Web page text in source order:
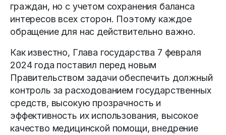
граждан, но с учетом сохранения баланса
интересов всех сторон. Поэтому каждое
обращение для нас действительно важно.
Как известно, Глава государства 7 февраля
2024 года поставил перед новым
Правительством задачи обеспечить должный
контроль за расходованием государственных
средств, высокую проз­рачность и
эффективность их использования, высокое
качество медицинской помощи, внедрение